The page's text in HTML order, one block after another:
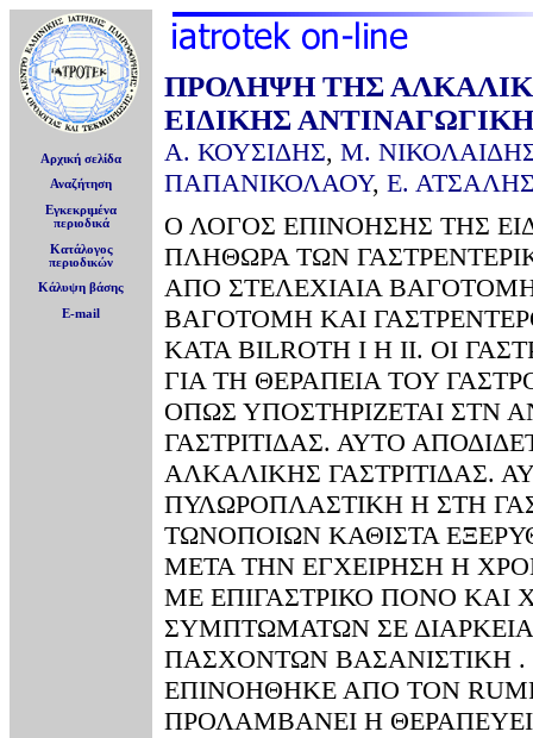
Αρχική σελίδα
Αναζήτηση
Εγκεκριμένα
περιοδικά
Κατάλογος
περιοδικών
Κάλυψη βάσης
E-mail
ΠΡΟΛΗΨΗ ΤΗΣ
ΕΙΔΙΚΗΣ
Α. ΚΟΥΣΙΔΗΣ, Μ.
ΠΑΠΑΝΙΚΟΛΑΟΥ, Ε.
Ο ΛΟΓΟΣ ΕΠΙΝΟΗΣΗΣ ΤΗΣ
ΠΛΗΘΩΡΑ ΤΩΝ
ΑΠΟ ΣΤΕΛΕΧΙΑΙΑ
ΒΑΓΟΤΟΜΗ ΚΑΙ
ΚΑΤΑ BILROTH I H II. ΟΙ
ΓΙΑ ΤΗ ΘΕΡΑΠΕΙΑ ΤΟΥ
ΟΠΩΣ ΥΠΟΣΤΗΡΙΖΕΤΑΙ
ΓΑΣΤΡΙΤΙΔΑΣ. ΑΥΤΟ
ΑΛΚΑΛΙΚΗΣ ΓΑΣΤΡΙΤΙΔΑΣ.
ΠΥΛΩΡΟΠΛΑΣΤΙΚΗ Η ΣΤΗ
ΤΩΝΟΠΟΙΩΝ ΚΑΘΙΣΤΑ
ΜΕΤΑ ΤΗΝ ΕΓΧΕΙΡΗΣΗ Η
ΜΕ ΕΠΙΓΑΣΤΡΙΚΟ ΠΟΝΟ
ΣΥΜΠΤΩΜΑΤΩΝ ΣΕ
ΠΑΣΧΟΝΤΩΝ ΒΑΣΑΝΙΣΤΙΚΗ
ΕΠΙΝΟΗΘΗΚΕ ΑΠΟ ΤΟΝ
ΠΡΟΛΑΜΒΑΝΕΙ Η